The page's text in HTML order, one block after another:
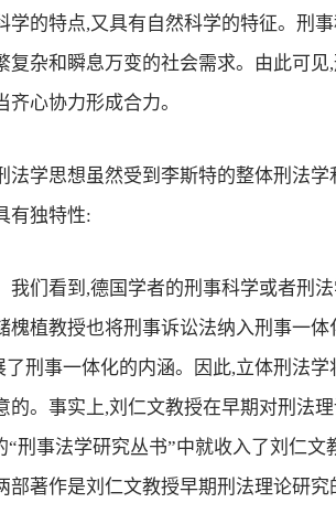
学的特点,又具有自然科学的特征。刑
复杂和瞬息万变的社会需求。由此可
心协力形成合力。
学思想虽然受到李斯特的整体刑法学
有独特性:
们看到,德国学者的刑事科学或者刑法
槐植教授也将刑事诉讼法纳入刑事一
刑事一体化的内涵。因此,立体刑法
的。事实上,刘仁文教授在早期对刑法
刑事法学研究丛书”中就收入了刘仁文
著作是刘仁文教授早期刑法理论研究